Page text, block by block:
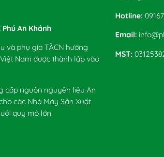
An Khánh
và phụ gia TĂCN hướng
Nam được thành lập vào
cấp nguồn nguyên liệu An
các Nhà Máy Sản Xuất
quy mô lớn.
Hotline:
Email:
MST: